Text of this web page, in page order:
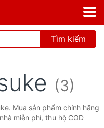
Tìm kiếm
(3)
Mua sản phẩm chính hãng
miễn phí, thu hộ COD